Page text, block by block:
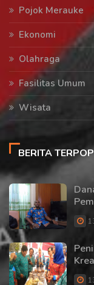
Pojok Merauke
Ekonomi
Olahraga
Fasilitas Umum
Wisata
BERITA